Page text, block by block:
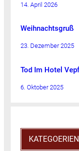
14. April 2026
Weihnachtsgruß
23. Dezember 2025
Tod Im Hotel
6. Oktober 2025
KATEGOERIEN